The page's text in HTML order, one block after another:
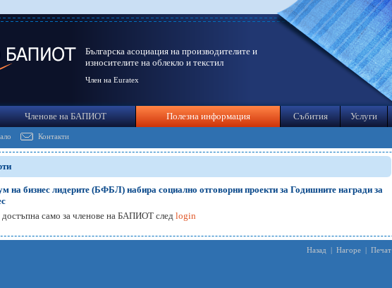
Българска асоциация на производителите и
износителите на облекло и текстил
Член на Euratex
Членове на БАПИОТ Полезна информация Събития Услуги
Контакти
на бизнес лидерите (БФБЛ) набира социално отговорни проекти за Годишните награди за
само за членове на БАПИОТ след login
Назад | Нагоре | Печат